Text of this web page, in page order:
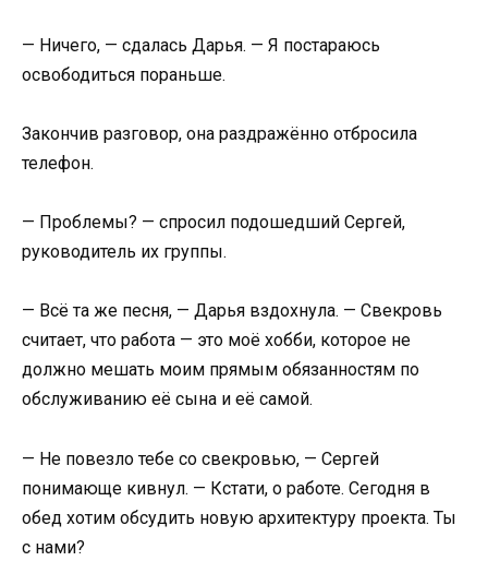
— Ничего, — сдалась Дарья. — Я постараюсь
освободиться пораньше.
Закончив разговор, она раздражённо отбросила
телефон.
— Проблемы? — спросил подошедший Сергей,
руководитель их группы.
— Всё та же песня, — Дарья вздохнула. — Свекровь
считает, что работа — это моё хобби, которое не
должно мешать моим прямым обязанностям по
обслуживанию её сына и её самой.
— Не повезло тебе со свекровью, — Сергей
понимающе кивнул. — Кстати, о работе. Сегодня в
обед хотим обсудить новую архитектуру проекта. Ты
с нами?